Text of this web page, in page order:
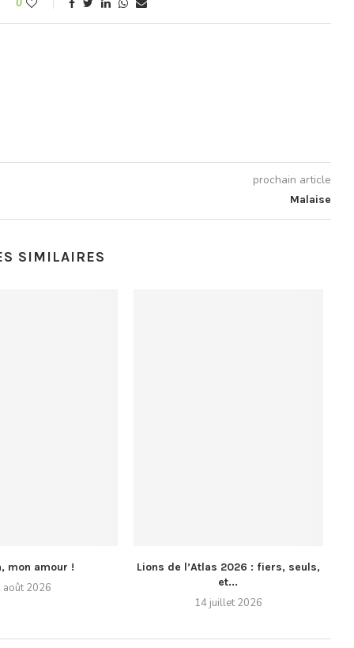
0
prochain article
Malaise
SIMILAIRES
mon amour !
août 2026
Lions de l’Atlas 2026 : fiers, seuls,
et...
14 juillet 2026